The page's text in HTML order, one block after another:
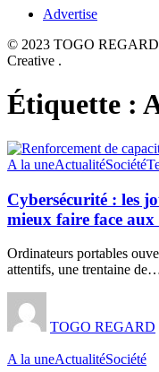
Advertise
© 2023 TOGO REGARD
Creative .
Étiquette :
A la uneActualitéSociété
Cybersécurité : les
mieux faire face aux
Ordinateurs portables
attentifs, une trentaine de
TOGO REGARD
A la uneActualitéSociété